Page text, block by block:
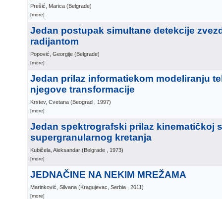
Prešić, Marica (Belgrade)
[more]
Jedan postupak simultane detekcije
radijantom
Popović, Georgije (Belgrade)
[more]
Jedan prilaz informatiekom modeliranju
njegove transformacije
Krstev, Cvetana (Beograd , 1997)
[more]
Jedan spektrografski prilaz kinematičkoj
supergranularnog kretanja
Kubičela, Aleksandar (Belgrade , 1973)
[more]
JEDNAČINE NA NEKIM MREŽAMA
Marinković, Silvana (Kragujevac, Serbia , 2011)
[more]